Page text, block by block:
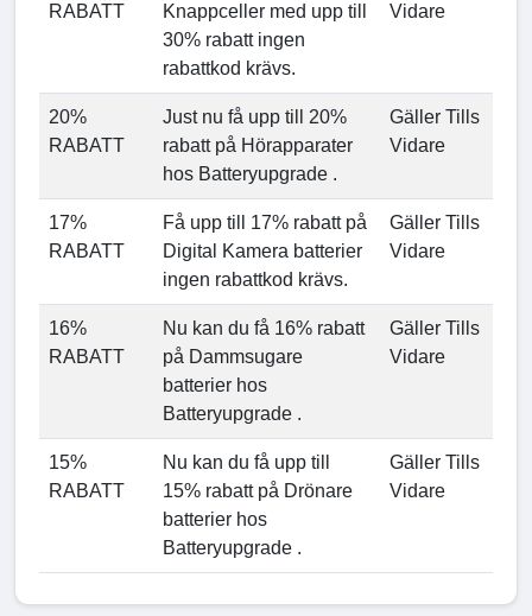
RABATT
Knappceller med upp till
30% rabatt ingen
rabattkod krävs.
Vidare
20%
RABATT
Just nu få upp till 20%
rabatt på Hörapparater
hos Batteryupgrade .
Gäller Tills
Vidare
17%
RABATT
Få upp till 17% rabatt på
Digital Kamera batterier
ingen rabattkod krävs.
Gäller Tills
Vidare
16%
RABATT
Nu kan du få 16% rabatt
på Dammsugare
batterier hos
Batteryupgrade .
Gäller Tills
Vidare
15%
RABATT
Nu kan du få upp till
15% rabatt på Drönare
batterier hos
Batteryupgrade .
Gäller Tills
Vidare